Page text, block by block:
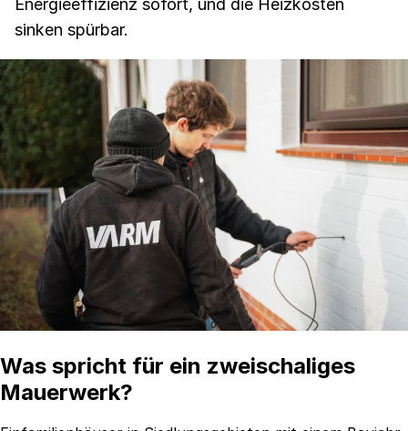
Energieeffizienz sofort, und die Heizkosten
sinken spürbar.
Was spricht für ein zweischaliges
Mauerwerk?